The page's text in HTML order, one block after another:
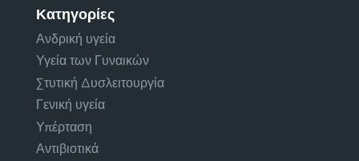
Κατηγορίες
Ανδρική υγεία
Υγεία των Γυναικών
Στυτική Δυσλειτουργία
Γενική υγεία
Υπέρταση
Αντιβιοτικά